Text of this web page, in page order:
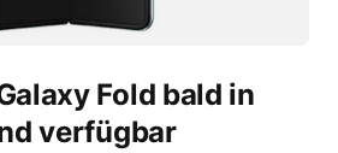
Fold bald in
verfügbar